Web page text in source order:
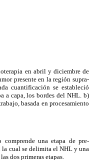
en abril y diciembre de
presente en la región supra-
cuantificación se estableció
a capa, los bordes del NHL. b)
basada en procesamiento
una etapa de pre-
la cual se delimita el NHL y una
dos primeras etapas.